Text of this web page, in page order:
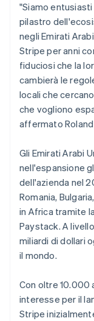
"Siamo
pilastro
negli Emirati
Stripe per anni
fiduciosi che la
cambierà le
locali che
che vogliono
affermato Roland
Gli Emirati Arabi
nell'espansione
dell'azienda nel
Romania,
in Africa tramite
Paystack. A
miliardi di dollari
il mondo.
Con oltre 10.000
interesse per il
Stripe
Norvegia
English
Nuova
English
Paesi Bassi
Nederlands
Polonia
English
Portogallo
Português
Regno Unito
English
Repubblica
English
Romania
English
Singapore
English简体中文
Slovacchia
Slovenia
English Italiano
Spagna